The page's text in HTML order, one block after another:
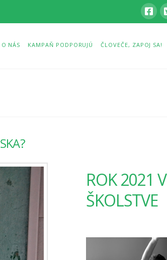
O NÁS KAMPAŇ PODPORUJÚ ČLOVEČE, ZAPOJ SA!
ROK 2021 V
ŠKOLSTVE